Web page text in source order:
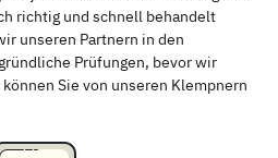
richtig und schnell behandelt
unseren Partnern in den
Prüfungen, bevor wir
Sie von unseren Klempnern